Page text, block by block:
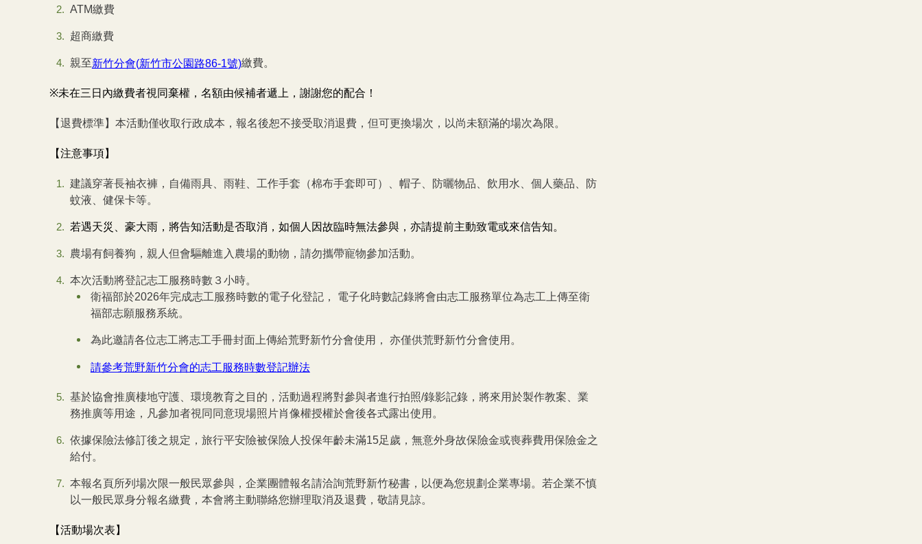
ATM繳費
超商繳費
親至新竹分會(新竹市公園路86-1號)繳費。
※未在三日內繳費者視同棄權，名額由候補者遞上，謝謝您的配合！
【退費標準】本活動僅收取行政成本，報名後恕不接受取消退費，但可更換場次，以尚未額滿的場次為限。
【注意事項】
建議穿著長袖衣褲，自備雨具、雨鞋、工作手套（棉布手套即可）、帽子、防曬物品、飲用水、個人藥品、防
蚊液、健保卡等。
若遇天災、豪大雨，將告知活動是否取消，如個人因故臨時無法參與，亦請提前主動致電或來信告知。
農場有飼養狗，親人但會驅離進入農場的動物，請勿攜帶寵物參加活動。
本次活動將登記志工服務時數３小時。
衛福部於2026年完成志工服務時數的電子化登記， 電子化時數記錄將會由志工服務單位為志工上傳至衛
福部志願服務系統。
為此邀請各位志工將志工手冊封面上傳給荒野新竹分會使用， 亦僅供荒野新竹分會使用。
請參考荒野新竹分會的志工服務時數登記辦法
基於協會推廣棲地守護、環境教育之目的，活動過程將對參與者進行拍照/錄影記錄，將來用於製作教案、業
務推廣等用途，凡參加者視同同意現場照片肖像權授權於會後各式露出使用。
依據保險法修訂後之規定，旅行平安險被保險人投保年齡未滿15足歲，無意外身故保險金或喪葬費用保險金之
給付。
本報名頁所列場次限一般民眾參與，企業團體報名請洽詢荒野新竹秘書，以便為您規劃企業專場。若企業不慎
以一般民眾身分報名繳費，本會將主動聯絡您辦理取消及退費，敬請見諒。
【活動場次表】